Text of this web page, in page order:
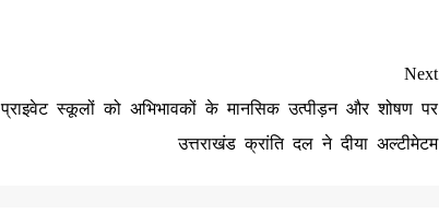
Next
प्राइवेट स्कूलों को अभिभावकों के मानसिक उत्पीड़न और शोषण पर
उत्तराखंड क्रांति दल ने दीया अल्टीमेटम